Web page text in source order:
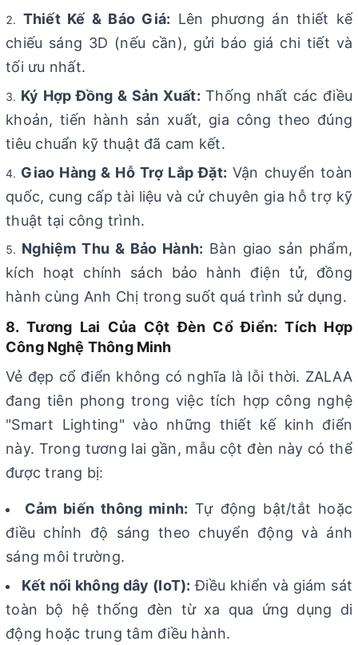
Thiết Kế & Báo Giá: Lên phương án thiết kế
chiếu sáng 3D (nếu cần), gửi báo giá chi tiết và
tối ưu nhất.
Ký Hợp Đồng & Sản Xuất: Thống nhất các điều
khoản, tiến hành sản xuất, gia công theo đúng
tiêu chuẩn kỹ thuật đã cam kết.
Giao Hàng & Hỗ Trợ Lắp Đặt: Vận chuyển toàn
quốc, cung cấp tài liệu và cử chuyên gia hỗ trợ kỹ
thuật tại công trình.
Nghiệm Thu & Bảo Hành: Bàn giao sản phẩm,
kích hoạt chính sách bảo hành điện tử, đồng
hành cùng Anh Chị trong suốt quá trình sử dụng.
8. Tương Lai Của Cột Đèn Cổ Điển: Tích Hợp
Công Nghệ Thông Minh
Vẻ đẹp cổ điển không có nghĩa là lỗi thời. ZALAA
đang tiên phong trong việc tích hợp công nghệ
"Smart Lighting" vào những thiết kế kinh điển
này. Trong tương lai gần, mẫu cột đèn này có thể
được trang bị:
Cảm biến thông minh: Tự động bật/tắt hoặc
điều chỉnh độ sáng theo chuyển động và ánh
sáng môi trường.
Kết nối không dây (IoT): Điều khiển và giám sát
toàn bộ hệ thống đèn từ xa qua ứng dụng di
động hoặc trung tâm điều hành.